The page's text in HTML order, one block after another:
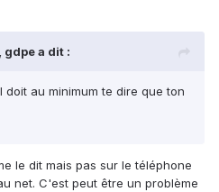
gdpe a dit :
au minimum te dire que ton
le dit mais pas sur le téléphone
net. C'est peut être un problème